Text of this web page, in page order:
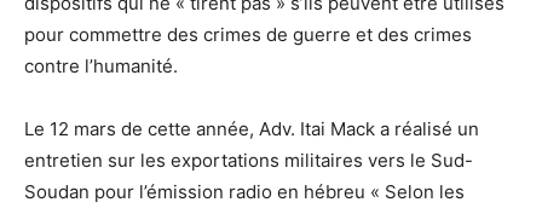
pour commettre des crimes de guerre et des crimes
contre l’humanité.
Le 12 mars de cette année, Adv. Itai Mack a réalisé un
entretien sur les exportations militaires vers le Sud-
Soudan pour l’émission radio en hébreu « Selon les